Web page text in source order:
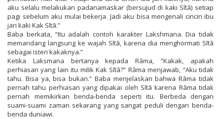
aku selalu melakukan padanamaskar (bersujud di kaki Sītā) setiap
pagi sebelum aku mulai bekerja. Jadi aku bisa mengenali cincin ibu
jari kaki Kak Sītā.”
Baba berkata, “Itu adalah contoh karakter Lakshmana. Dia tidak
memandang langsung ke wajah Sītā, karena dia menghormati Sītā
sebagai isteri kakaknya.”
Ketika Laksmana bertanya kepada Rāma, “Kakak, apakah
perhiasan yang lain itu milik Kak Sītā?” Rāma menjawab, “Aku tidak
tahu. Bisa ya, bisa bukan.” Baba menjelaskan bahwa Rāma tidak
pernah tahu perhiasan yang dipakai oleh Sītā karena Rāma tidak
pernah memikirkan benda-benda seperti itu. Berbeda dengan
suami-suami zaman sekarang yang sangat peduli dengan benda-
benda duniawi.